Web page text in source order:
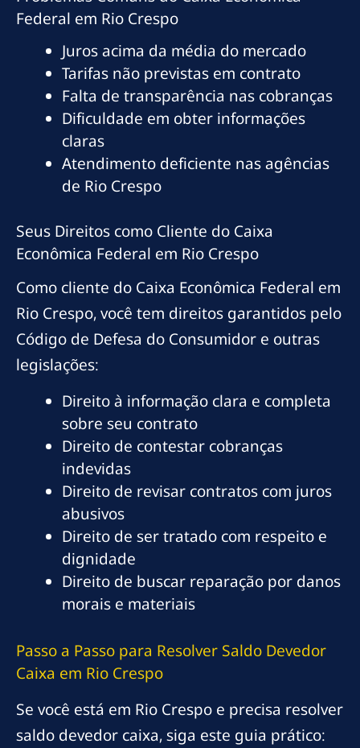
Federal em Rio Crespo
Juros acima da média do mercado
Tarifas não previstas em contrato
Falta de transparência nas cobranças
Dificuldade em obter informações
claras
Atendimento deficiente nas agências
de Rio Crespo
Seus Direitos como Cliente do Caixa
Econômica Federal em Rio Crespo
Como cliente do Caixa Econômica Federal em
Rio Crespo, você tem direitos garantidos pelo
Código de Defesa do Consumidor e outras
legislações:
Direito à informação clara e completa
sobre seu contrato
Direito de contestar cobranças
indevidas
Direito de revisar contratos com juros
abusivos
Direito de ser tratado com respeito e
dignidade
Direito de buscar reparação por danos
morais e materiais
Passo a Passo para Resolver Saldo Devedor
Caixa em Rio Crespo
Se você está em Rio Crespo e precisa resolver
saldo devedor caixa, siga este guia prático: